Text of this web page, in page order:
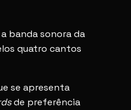
banda sonora da
quatro cantos
se apresenta
de preferência